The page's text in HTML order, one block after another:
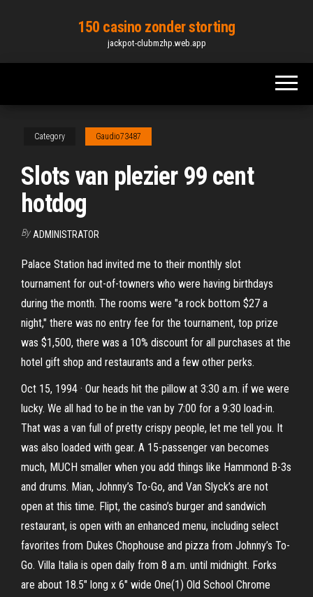
content
150 casino zonder storting
jackpot-clubmzhp.web.app
Category Gaudio73487
Slots van plezier 99 cent
hotdog
By ADMINISTRATOR
Palace Station had invited me to their monthly slot
tournament for out-of-towners who were having birthdays
during the month. The rooms were "a rock bottom $27 a
night," there was no entry fee for the tournament, top prize
was $1,500, there was a 10% discount for all purchases at the
hotel gift shop and restaurants and a few other perks.
Oct 15, 1994 · Our heads hit the pillow at 3:30 a.m. if we were
lucky. We all had to be in the van by 7:00 for a 9:30 load-in.
That was a van full of pretty crispy people, let me tell you. It
was also loaded with gear. A 15-passenger van becomes
much, MUCH smaller when you add things like Hammond B-3s
and drums. Mian, Johnny’s To-Go, and Van Slyck’s are not
open at this time. Flipt, the casino’s burger and sandwich
restaurant, is open with an enhanced menu, including select
favorites from Dukes Chophouse and pizza from Johnny’s To-
Go. Villa Italia is open daily from 8 a.m. until midnight. Forks
are about 18.5" long x 6" wide One(1) Old School Chrome